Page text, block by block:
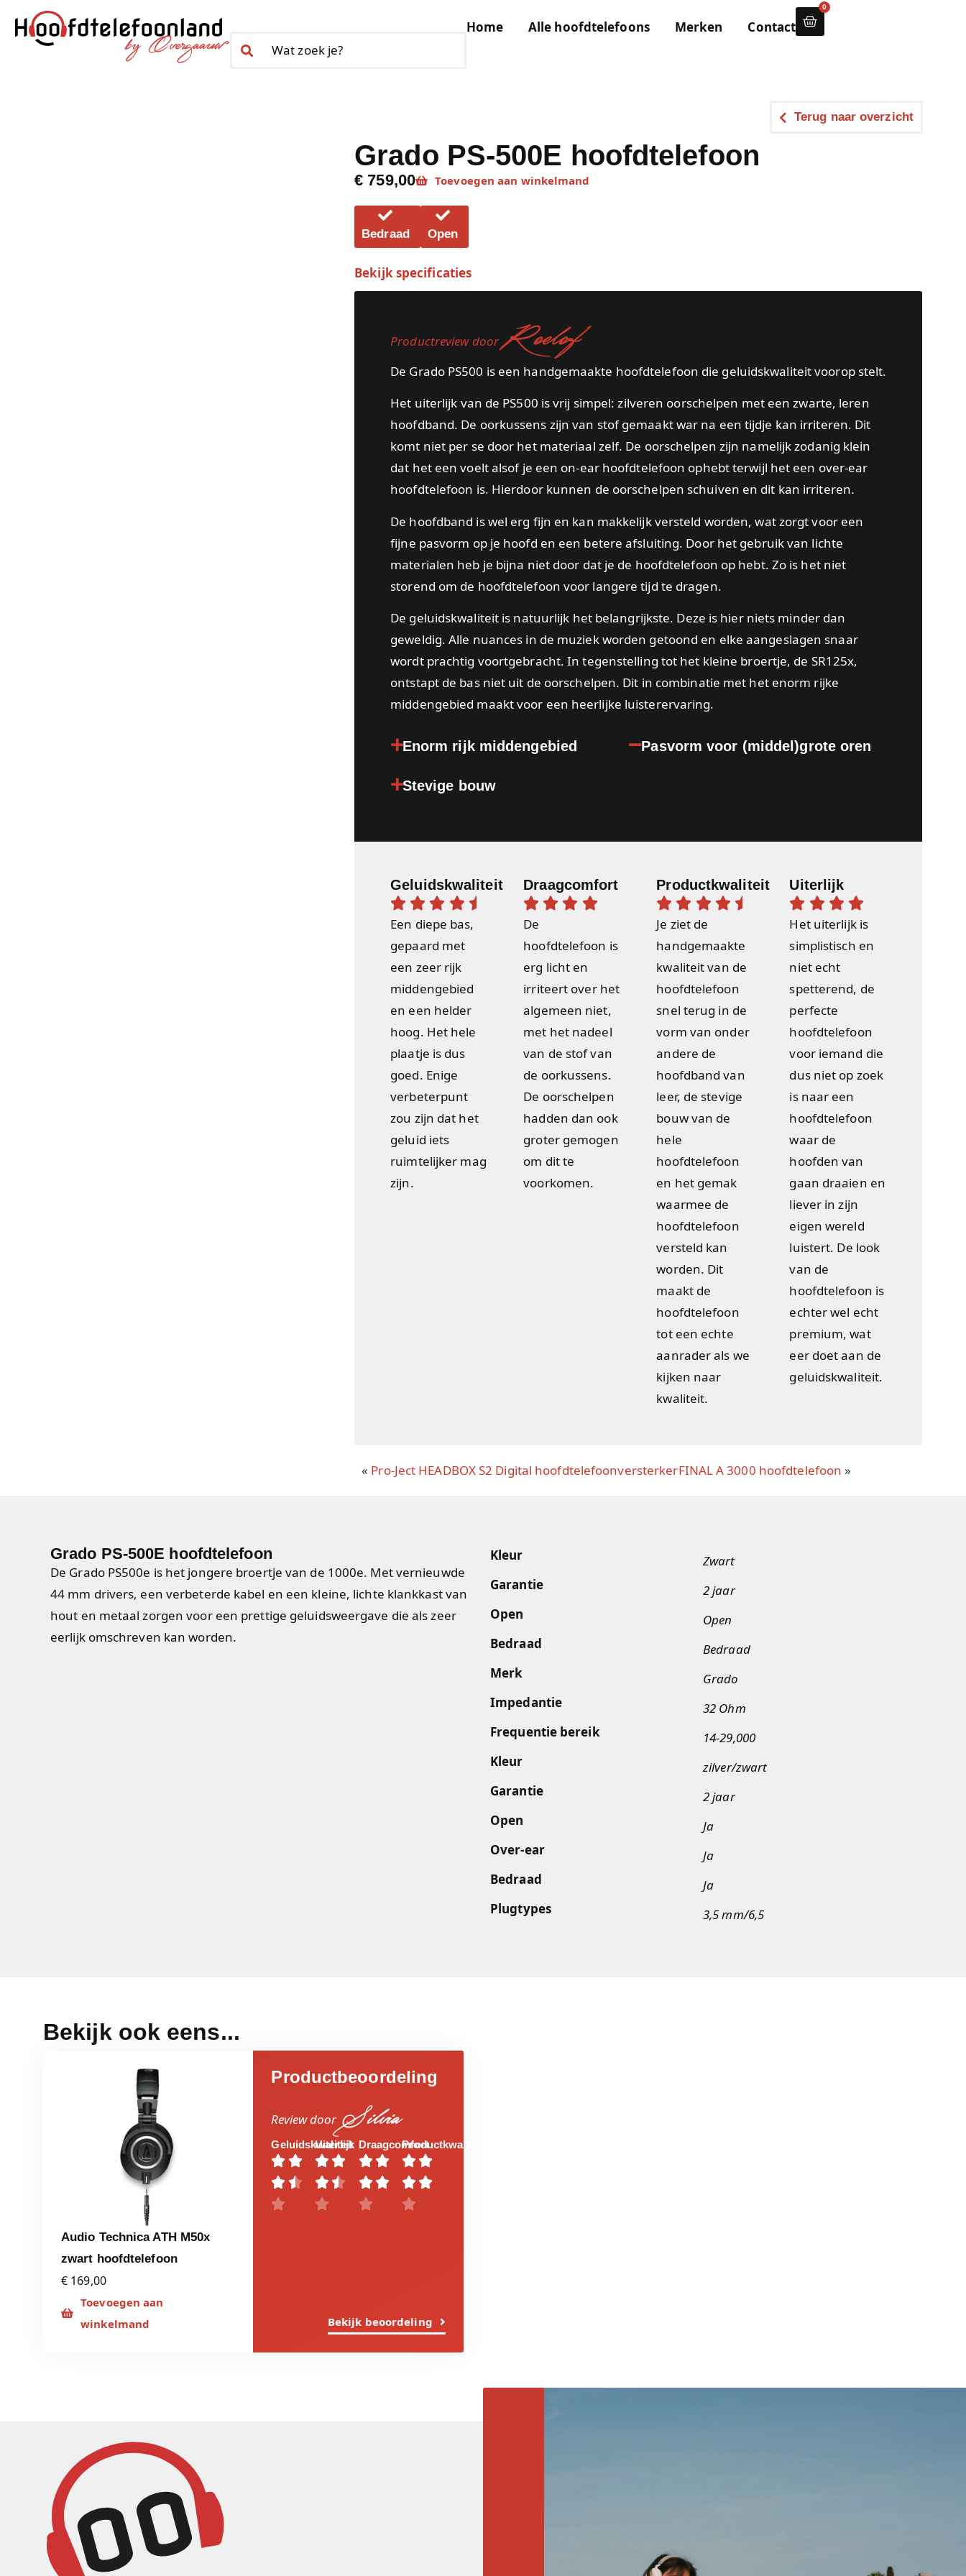
Home Alle hoofdtelefoons Merken Contact
0
Terug naar overzicht
Grado PS-500E hoofdtelefoon
€ 759,00 Toevoegen aan winkelmand
Bedraad Open
Bekijk specificaties
Productreview doorRoelof
De Grado PS500 is een handgemaakte hoofdtelefoon die geluidskwaliteit voorop stelt.
Het uiterlijk van de PS500 is vrij simpel: zilveren oorschelpen met een zwarte, leren
hoofdband. De oorkussens zijn van stof gemaakt war na een tijdje kan irriteren. Dit
komt niet per se door het materiaal zelf. De oorschelpen zijn namelijk zodanig klein
dat het een voelt alsof je een on-ear hoofdtelefoon ophebt terwijl het een over-ear
hoofdtelefoon is. Hierdoor kunnen de oorschelpen schuiven en dit kan irriteren.
De hoofdband is wel erg fijn en kan makkelijk versteld worden, wat zorgt voor een
fijne pasvorm op je hoofd en een betere afsluiting. Door het gebruik van lichte
materialen heb je bijna niet door dat je de hoofdtelefoon op hebt. Zo is het niet
storend om de hoofdtelefoon voor langere tijd te dragen.
De geluidskwaliteit is natuurlijk het belangrijkste. Deze is hier niets minder dan
geweldig. Alle nuances in de muziek worden getoond en elke aangeslagen snaar
wordt prachtig voortgebracht. In tegenstelling tot het kleine broertje, de SR125x,
ontstapt de bas niet uit de oorschelpen. Dit in combinatie met het enorm rijke
middengebied maakt voor een heerlijke luisterervaring.
Enorm rijk middengebied
Stevige bouw
Pasvorm voor (middel)grote oren
Geluidskwaliteit
    
Een diepe bas,
gepaard met
een zeer rijk
middengebied
en een helder
hoog. Het hele
plaatje is dus
goed. Enige
verbeterpunt
zou zijn dat het
geluid iets
ruimtelijker mag
zijn.
Draagcomfort
   
De
hoofdtelefoon is
erg licht en
irriteert over het
algemeen niet,
met het nadeel
van de stof van
de oorkussens.
De oorschelpen
hadden dan ook
groter gemogen
om dit te
voorkomen.
Productkwaliteit
    
Je ziet de
handgemaakte
kwaliteit van de
hoofdtelefoon
snel terug in de
vorm van onder
andere de
hoofdband van
leer, de stevige
bouw van de
hele
hoofdtelefoon
en het gemak
waarmee de
hoofdtelefoon
versteld kan
worden. Dit
maakt de
hoofdtelefoon
tot een echte
aanrader als we
kijken naar
kwaliteit.
Uiterlijk
   
Het uiterlijk is
simplistisch en
niet echt
spetterend, de
perfecte
hoofdtelefoon
voor iemand die
dus niet op zoek
is naar een
hoofdtelefoon
waar de
hoofden van
gaan draaien en
liever in zijn
eigen wereld
luistert. De look
van de
hoofdtelefoon is
echter wel echt
premium, wat
eer doet aan de
geluidskwaliteit.
« Pro-Ject HEADBOX S2 Digital hoofdtelefoonversterkerFINAL A 3000 hoofdtelefoon »
Grado PS-500E hoofdtelefoon
De Grado PS500e is het jongere broertje van de 1000e. Met vernieuwde
44 mm drivers, een verbeterde kabel en een kleine, lichte klankkast van
hout en metaal zorgen voor een prettige geluidsweergave die als zeer
eerlijk omschreven kan worden.
Kleur
Zwart
Garantie
2 jaar
Open
Open
Bedraad
Bedraad
Merk
Grado
Impedantie
32 Ohm
Frequentie bereik
14-29,000
Kleur
zilver/zwart
Garantie
2 jaar
Open
Ja
Over-ear
Ja
Bedraad
Ja
Plugtypes
3,5 mm/6,5
Bekijk ook eens...
Audio Technica ATH M50x
zwart hoofdtelefoon
€ 169,00
Toevoegen aan
winkelmand
Productbeoordeling
Review doorSilvia
Geluidskwaliteit
 
 

Uiterlijk



Draagcomfort



Productkwaliteit



Bekijk beoordeling